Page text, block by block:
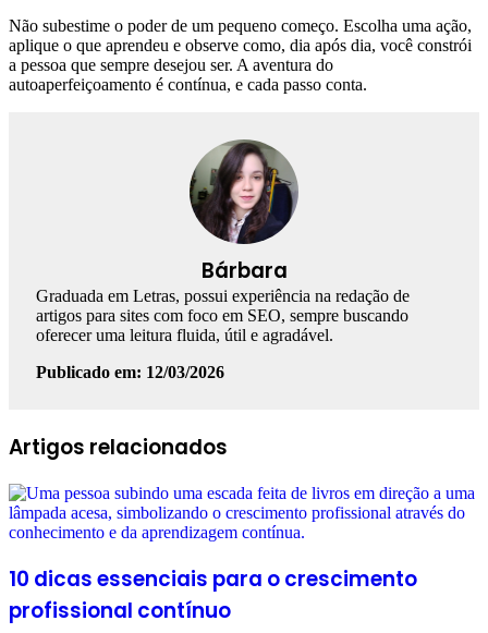
Não subestime o poder de um pequeno começo. Escolha uma ação,
aplique o que aprendeu e observe como, dia após dia, você constrói
a pessoa que sempre desejou ser. A aventura do
autoaperfeiçoamento é contínua, e cada passo conta.
Bárbara
Graduada em Letras, possui experiência na redação de
artigos para sites com foco em SEO, sempre buscando
oferecer uma leitura fluida, útil e agradável.
Publicado em: 12/03/2026
Facebook
Linkedin
WhatsApp
Telegram
Artigos relacionados
10 dicas essenciais para o crescimento
profissional contínuo